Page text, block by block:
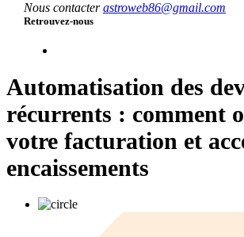
Nous contacterastroweb86@gmail.com
Retrouvez-nous
Automatisation des
récurrents : comment
votre facturation et
encaissements